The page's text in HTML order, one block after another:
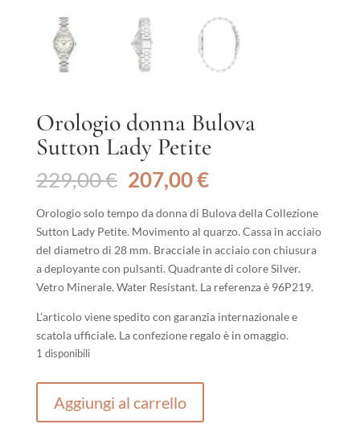
Orologio donna Bulova
Sutton Lady Petite
229,00€ Il
prezzo
originale
era:
229,00 €.
207,00€Il
attuale
è:
207,00 €.
Orologio solo tempo da donna di Bulova della Collezione
Sutton Lady Petite. Movimento al quarzo. Cassa in acciaio
del diametro di 28 mm. Bracciale in acciaio con chiusura
a deployante con pulsanti. Quadrante di colore Silver.
Vetro Minerale. Water Resistant. La referenza è 96P219.
L’articolo viene spedito con garanzia internazionale e
scatola ufficiale. La confezione regalo è in omaggio.
1 disponibili
donnaAggiungi al carrello